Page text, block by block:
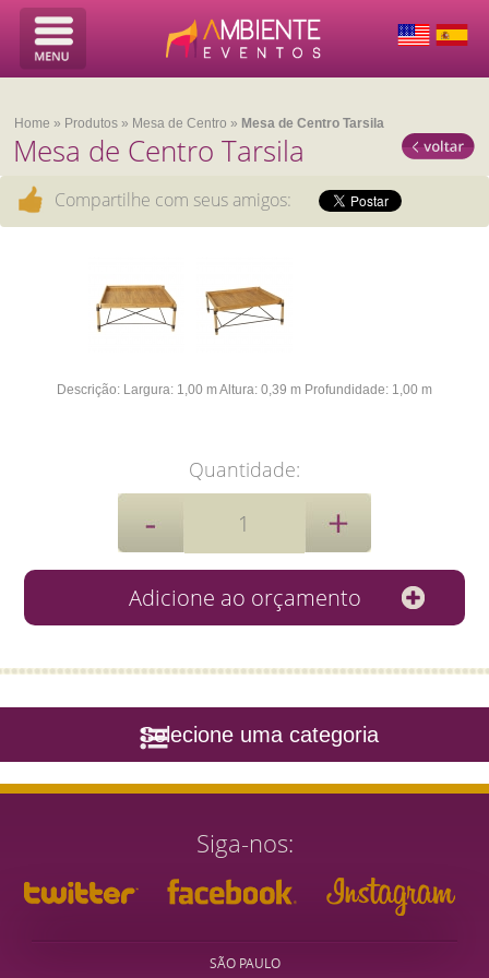
Home » Produtos » Mesa de Centro » Mesa de Centro Tarsila
Mesa de Centro Tarsila
Compartilhe com seus amigos:
Descrição: Largura: 1,00 mAltura: 0,39 m Profundidade: 1,00 m
Quantidade:
Selecione uma categoria
Siga-nos
SÃO PAULO